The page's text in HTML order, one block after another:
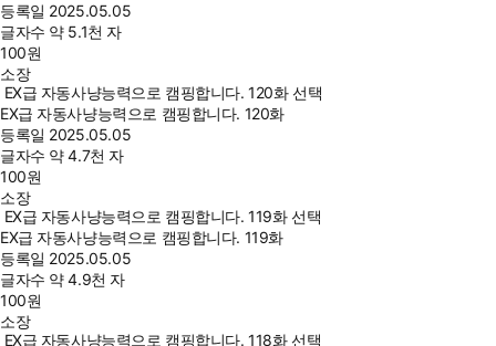
등록일 2025.05.05
글자수 약 5.1천 자
100원
소장
EX급 자동사냥능력으로 캠핑합니다. 120화 선택
EX급 자동사냥능력으로 캠핑합니다. 120화
등록일 2025.05.05
글자수 약 4.7천 자
100원
소장
EX급 자동사냥능력으로 캠핑합니다. 119화 선택
EX급 자동사냥능력으로 캠핑합니다. 119화
등록일 2025.05.05
글자수 약 4.9천 자
100원
소장
EX급 자동사냥능력으로 캠핑합니다. 118화 선택